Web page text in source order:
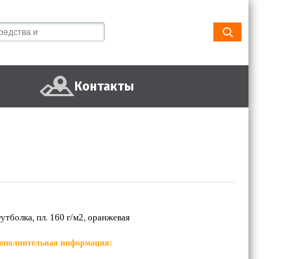
Контакты
пл. 160 г/м2, оранжевая
информация: